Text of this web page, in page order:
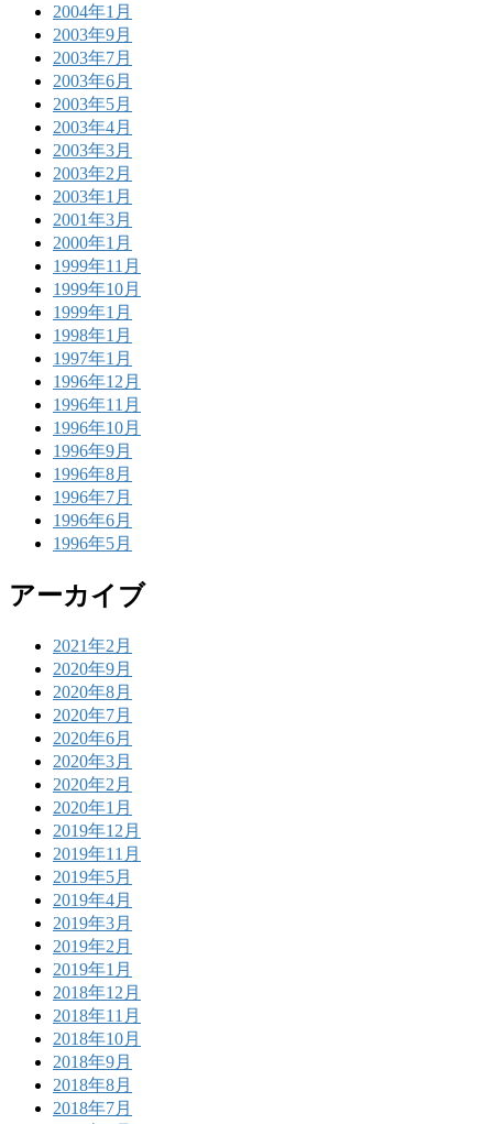
2004年1月
2003年9月
2003年7月
2003年6月
2003年5月
2003年4月
2003年3月
2003年2月
2003年1月
2001年3月
2000年1月
1999年11月
1999年10月
1999年1月
1998年1月
1997年1月
1996年12月
1996年11月
1996年10月
1996年9月
1996年8月
1996年7月
1996年6月
1996年5月
アーカイブ
2021年2月
2020年9月
2020年8月
2020年7月
2020年6月
2020年3月
2020年2月
2020年1月
2019年12月
2019年11月
2019年5月
2019年4月
2019年3月
2019年2月
2019年1月
2018年12月
2018年11月
2018年10月
2018年9月
2018年8月
2018年7月